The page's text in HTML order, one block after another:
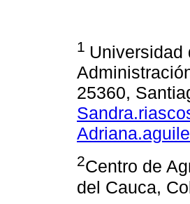
1 Universidad
25360,
2Centro de
del Cauca,